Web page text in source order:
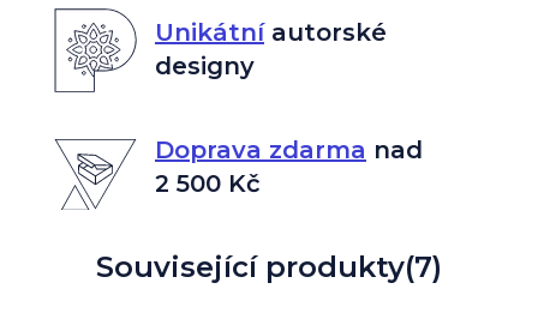
Unikátníautorské
designy
Doprava zdarma nad
2 500 Kč
Související produkty(7)